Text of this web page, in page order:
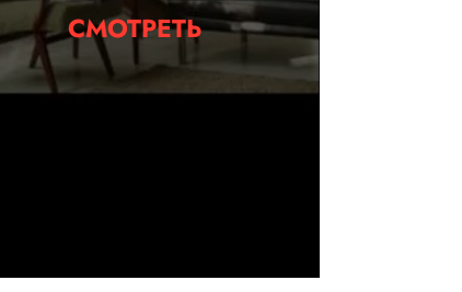
СМОТРЕТЬ